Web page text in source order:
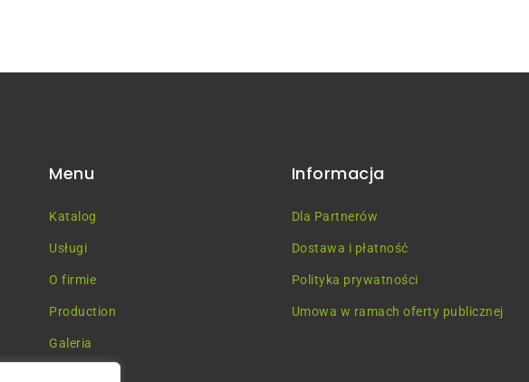
Menu
Katalog
Usługi
O firmie
Production
Galeria
Informacja
Dla Partnerów
Dostawa i płatność
Polityka prywatności
Umowa w ramach oferty publicznej